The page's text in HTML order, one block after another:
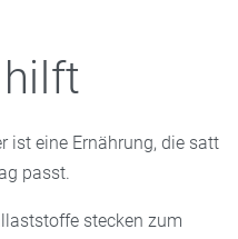
ist eine Ernährung, die satt
passt.
stecken zum